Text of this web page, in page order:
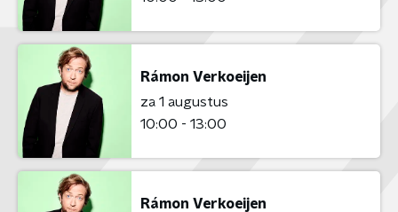
Rámon Verkoeijen
za 1 augustus
10:00 - 13:00
Rámon Verkoeijen